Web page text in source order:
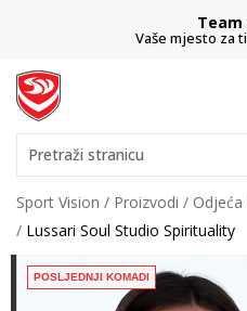
Team
Vaše mjesto za
Pretraži stranicu
Sport Vision Proizvodi Odjeća
Lussari Soul Studio Spirituality
POSLJEDNJI KOMADI